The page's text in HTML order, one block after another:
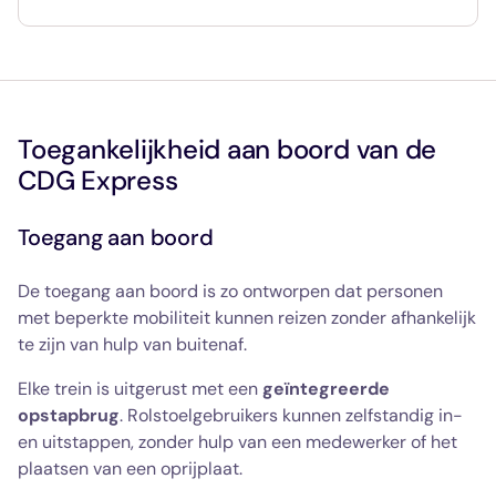
Toegankelijkheid aan boord van de
CDG Express
Toegang aan boord
De toegang aan boord is zo ontworpen dat personen
met beperkte mobiliteit kunnen reizen zonder afhankelijk
te zijn van hulp van buitenaf.
Elke trein is uitgerust met een geïntegreerde
opstapbrug. Rolstoelgebruikers kunnen zelfstandig in-
en uitstappen, zonder hulp van een medewerker of het
plaatsen van een oprijplaat.